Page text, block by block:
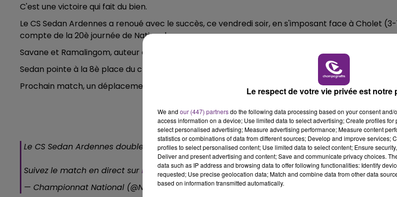
10h00 - 14h00
LE TICKET DE CAISSE
C'est une victoire qui fait du bien.
Le CS Sedan Ardennes a renoué avec le succès, ce vendredi soir, en s'imposant face à Cholet
compte de la 20è journée de Nationale.
Savane et Ramalingom, auteur d'un doublé, sont les buteurs Sedanais.
Sedan pointe à la 8è place du championnat.
Prochain match, un déplacement à Avranches le vendredi 11 février.
Le CS Sedan Ardennes double la mise avec Alexandre Ramalingom !
Suivez le match en direct sur https://t.co/nqxOy8CVIp#NationalFFF pic.twitter.com/
— Championnat National (@NationalFFF)February 4, 2022
Le respect de votre vie privée est notre
We and our (447) partnersdo the following data processing based on your consent
access information on a device; Use limited data to select advertising; Create profiles
select personalised advertising; Measure advertising performance; Measure content
statistics or combinations of data from different sources; Develop and improve services;
profiles to select personalised content; Use limited data to select content; Ensure
Deliver and present advertising and content; Save and communicate privacy choices.
data such as IP address and browsing data to offer following functionalities: Identify
requested; Use precise geolocation data; Match and combine data from other data
based on information transmitted automatically.